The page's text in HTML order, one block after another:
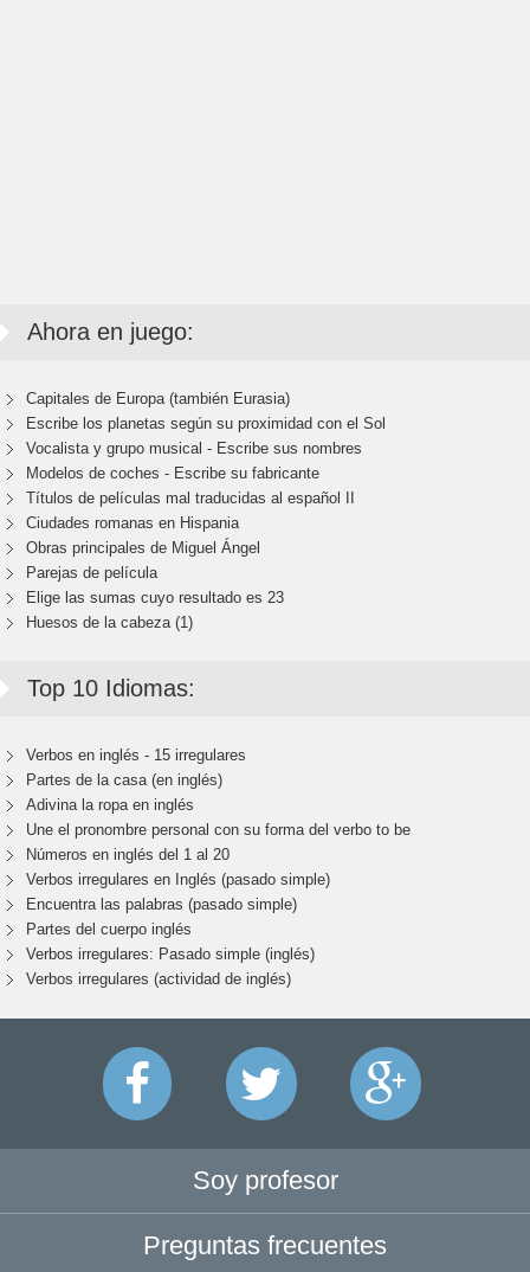
Ahora en juego:
Capitales de Europa (también Eurasia)
Escribe los planetas según su proximidad con el Sol
Vocalista y grupo musical - Escribe sus nombres
Modelos de coches - Escribe su fabricante
Títulos de películas mal traducidas al español II
Ciudades romanas en Hispania
Obras principales de Miguel Ángel
Parejas de película
Elige las sumas cuyo resultado es 23
Huesos de la cabeza (1)
Top 10 Idiomas:
Verbos en inglés - 15 irregulares
Partes de la casa (en inglés)
Adivina la ropa en inglés
Une el pronombre personal con su forma del verbo to be
Números en inglés del 1 al 20
Verbos irregulares en Inglés (pasado simple)
Encuentra las palabras (pasado simple)
Partes del cuerpo inglés
Verbos irregulares: Pasado simple (inglés)
Verbos irregulares (actividad de inglés)
Soy profesor
Preguntas frecuentes